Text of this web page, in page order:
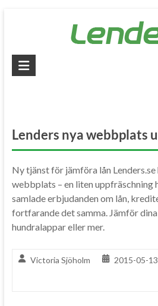
Lenders
alla
lån
Jämför
billiga
lån
och
låna
snabbt
Lenders nya webbplats
Ny tjänst för jämföra lån Lenders.se
webbplats – en liten uppfräschning
samlade erbjudanden om lån,
fortfarande det samma. Jämför dina
hundralappar eller mer.
Victoria Sjöholm 2015-05-13